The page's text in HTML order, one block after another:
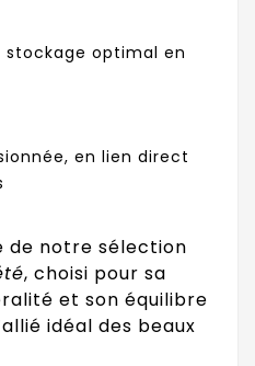
stockage optimal en
en lien direct
de notre sélection
, choisi pour sa
et son équilibre
idéal des beaux